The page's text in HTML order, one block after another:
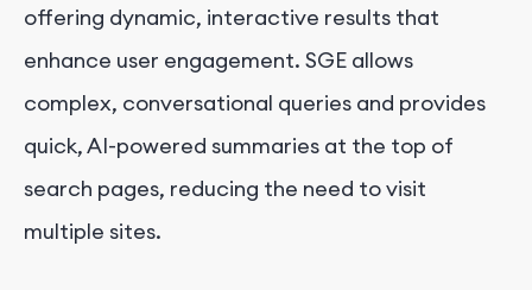
offering dynamic, interactive results that
enhance user engagement. SGE allows
complex, conversational queries and provides
quick, AI-powered summaries at the top of
search pages, reducing the need to visit
multiple sites.